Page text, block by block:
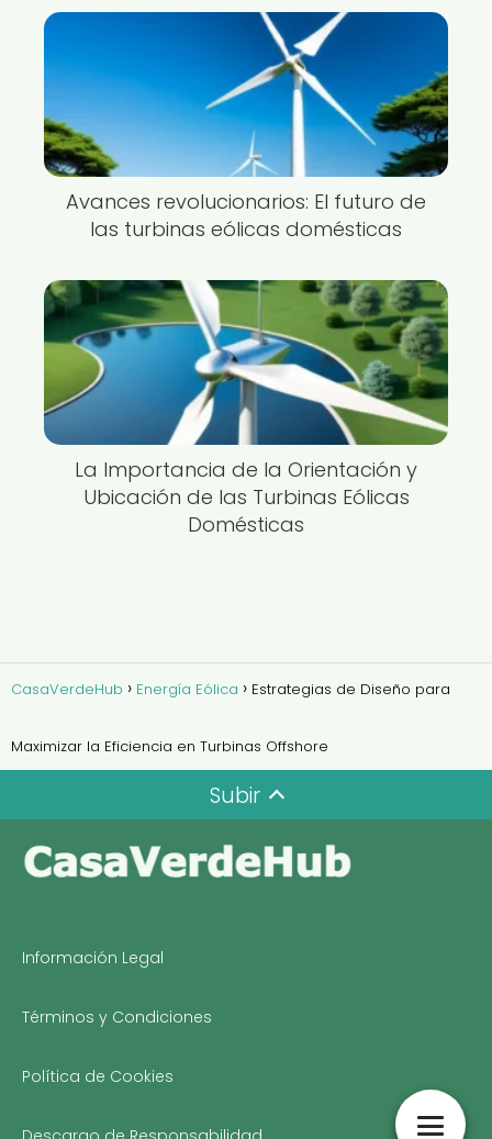
Avances revolucionarios: El futuro de
las turbinas eólicas domésticas
La Importancia de la Orientación y
Ubicación de las Turbinas Eólicas
Domésticas
CasaVerdeHub Energía Eólica Estrategias de Diseño para
Maximizar la Eficiencia en Turbinas Offshore
Subir
Información Legal
Términos y Condiciones
Política de Cookies